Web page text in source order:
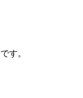
です。